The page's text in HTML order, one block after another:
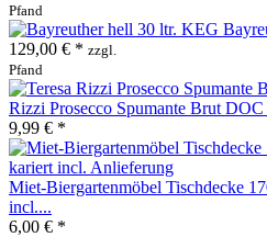
Pfand
129,00 € * zzgl.
Pfand
Rizzi Prosecco Spumante Brut
9,99 € *
Miet-Biergartenmöbel Tischdecke
incl....
6,00 € *